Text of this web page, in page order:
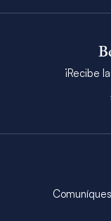
¡Recibe